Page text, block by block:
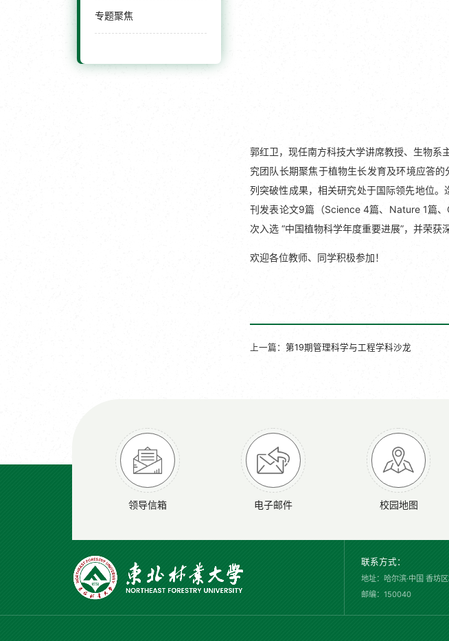
专题聚焦
郭红卫，现任南方科技大学讲席教授、生物系
究团队长期聚焦于植物生长发育及环境应答
列突破性成果，相关研究处于国际领先地位
刊发表论文9篇（Science 4篇、Nature 1篇
次入选 “中国植物科学年度重要进展”，并荣
欢迎各位教师、同学积极参加！
上一篇： 第19期管理科学与工程学科沙龙
领导信箱 电子邮件 校园地图
联系方式：
地址：哈尔滨·中国 香坊
邮编：150040